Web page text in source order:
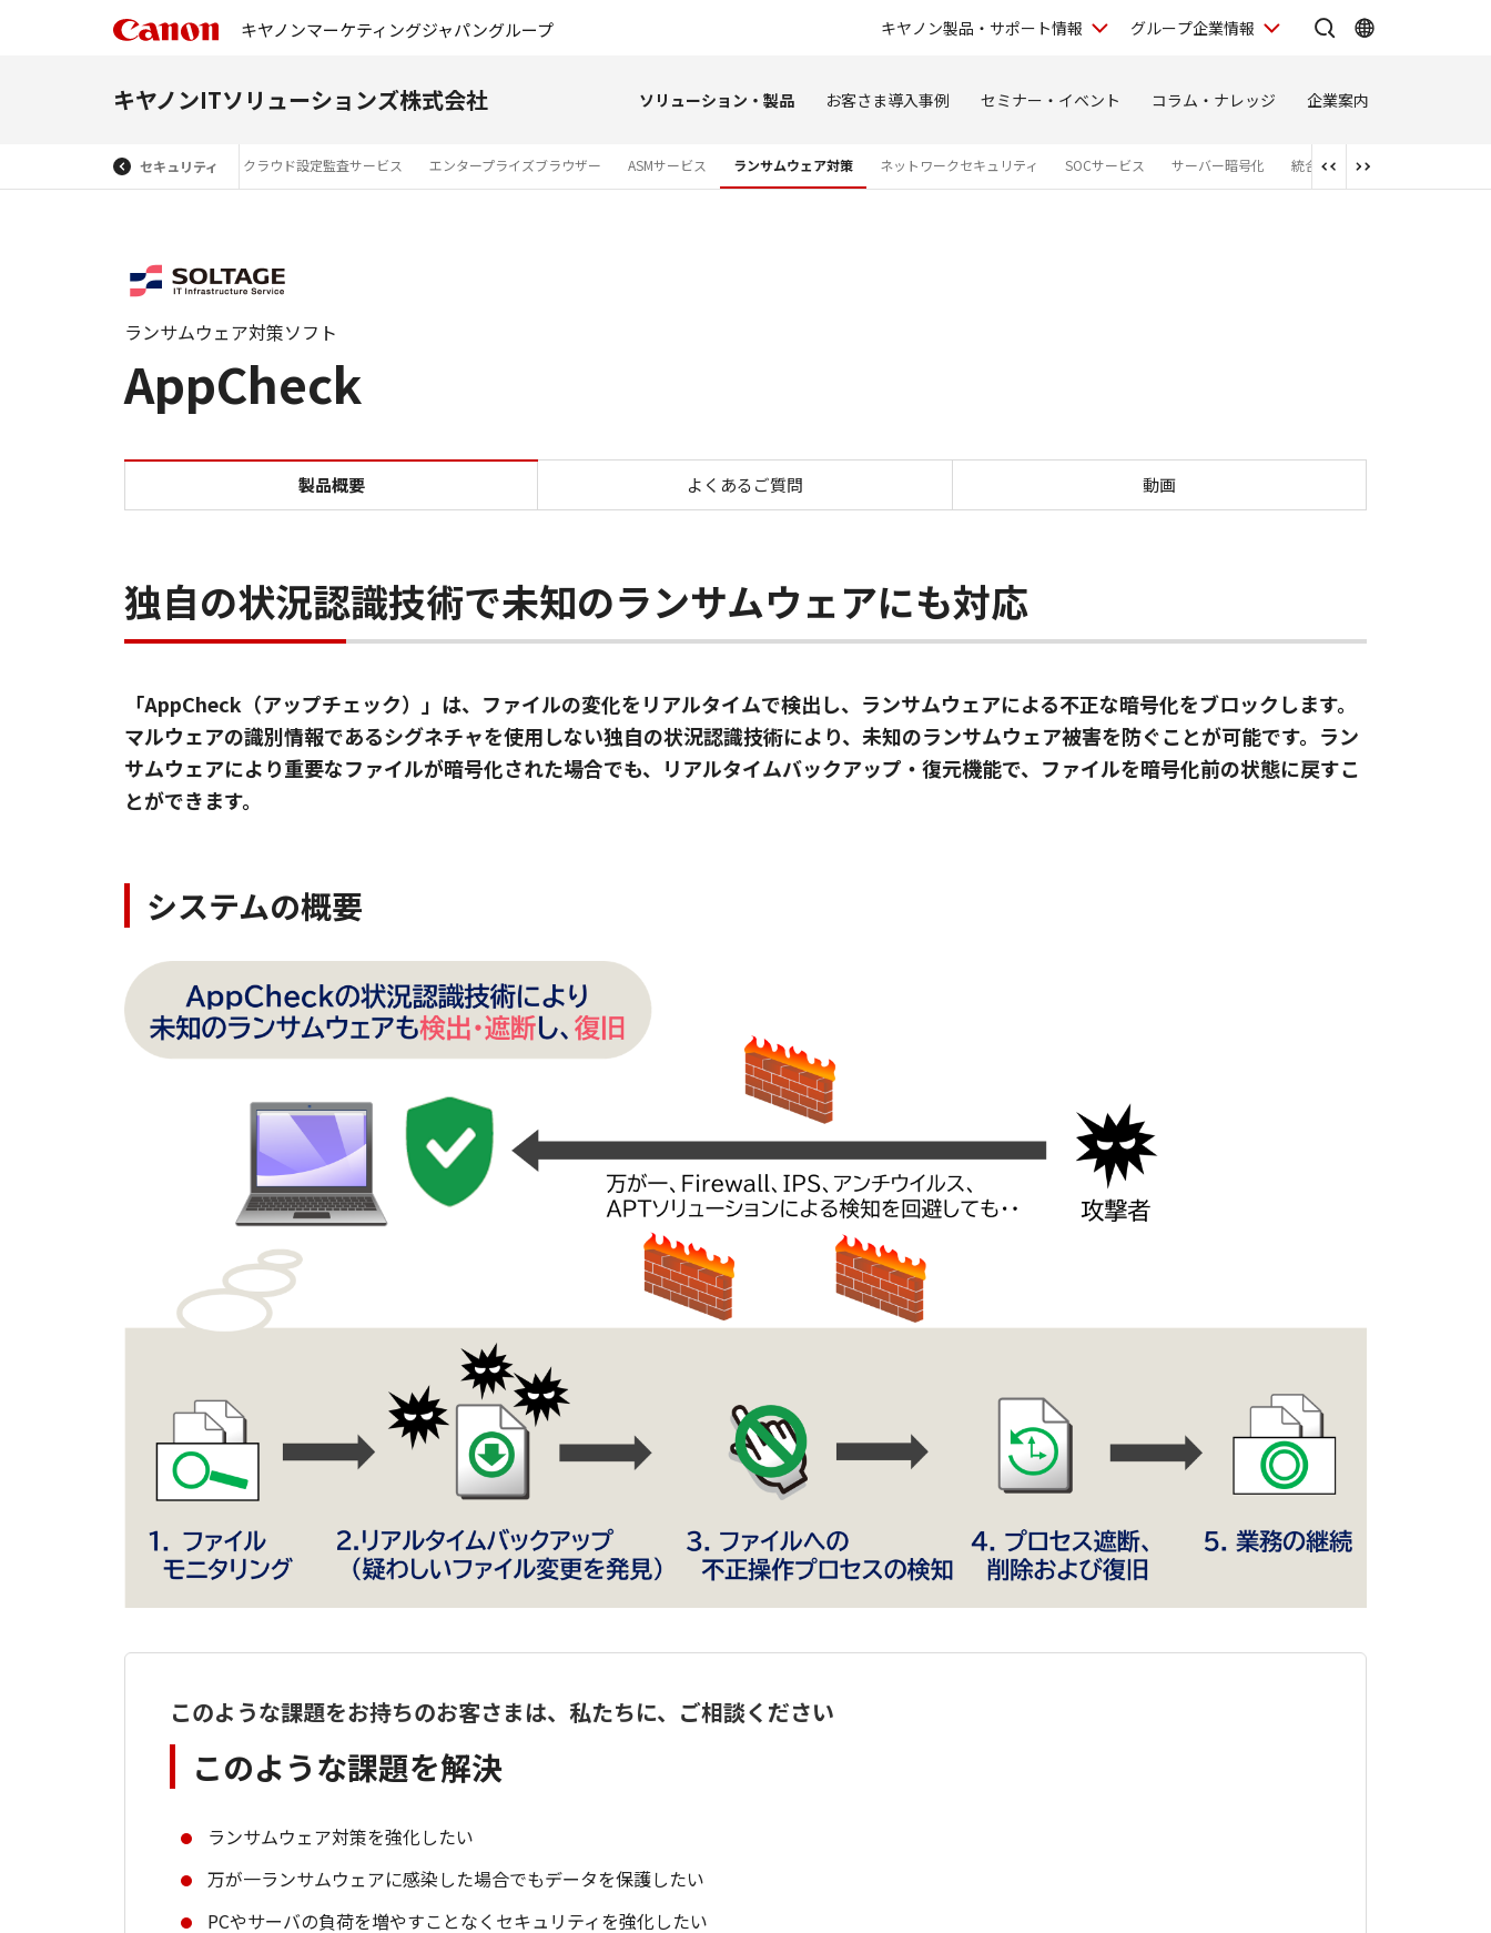
キヤノンマーケティングジャパングループ キヤノン製品・サポート情報 グループ企業情報
キヤノンITソリューションズ株式会社 ソリューション・製品 お客さま導入事例 セミナー・イベント コラム・ナレッジ 企業案内
セキュリティ
インシデント管理サービス クラウド設定監査サービス エンタープライズブラウザー ASMサービス ランサムウェア対策 ネットワークセキュリティ SOCサービス サーバー暗号化 統合ID管理
AppCheck
ランサムウェア対策ソフト
ランサムウェア対策ソフト・AppCheck
製品概要 よくあるご質問 動画
独自の状況認識技術で未知のランサムウェアにも対応
「AppCheck（アップチェック）」は、ファイルの変化をリアルタイムで検出し、ランサムウェアによる不正な暗号化をブロックします。
マルウェアの識別情報であるシグネチャを使用しない独自の状況認識技術により、未知のランサムウェア被害を防ぐことが可能です。ラン
サムウェアにより重要なファイルが暗号化された場合でも、リアルタイムバックアップ・復元機能で、ファイルを暗号化前の状態に戻すこ
とができます。
システムの概要
このような課題をお持ちのお客さまは、私たちに、ご相談ください
このような課題を解決
ランサムウェア対策を強化したい
万が一ランサムウェアに感染した場合でもデータを保護したい
PCやサーバの負荷を増やすことなくセキュリティを強化したい